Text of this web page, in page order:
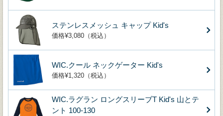
ステンレスメッシュ キャップ Kid's
価格¥3,080（税込）
WIC.クール ネックゲーター Kid's
価格¥1,320（税込）
WIC.ラグラン ロングスリーブT Kid's 山とテ
ント 100-130